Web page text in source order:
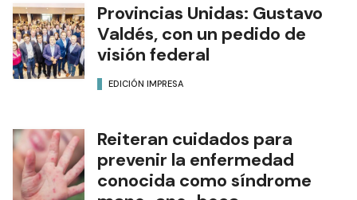
Provincias Unidas: Gustavo
Valdés, con un pedido de
visión federal
EDICIÓN IMPRESA
Reiteran cuidados para
prevenir la enfermedad
conocida como síndrome